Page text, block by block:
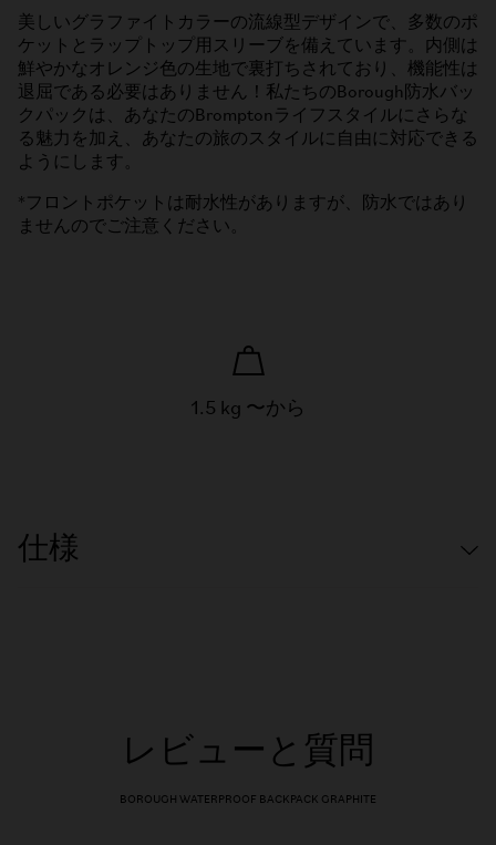
美しいグラファイトカラーの流線型デザインで、多数のポ
ケットとラップトップ用スリーブを備えています。内側は
鮮やかなオレンジ色の生地で裏打ちされており、機能性は
退屈である必要はありません！私たちのBorough防水バッ
クパックは、あなたのBromptonライフスタイルにさらな
る魅力を加え、あなたの旅のスタイルに自由に対応できる
ようにします。
*フロントポケットは耐水性がありますが、防水ではあり
ませんのでご注意ください。
1.5 kg 〜から
仕様
レビューと質問
BOROUGH WATERPROOF BACKPACK GRAPHITE